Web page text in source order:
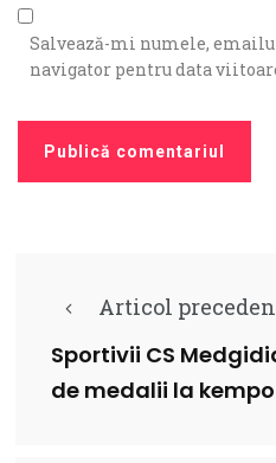
Salvează-mi numele,
navigator pentru data
Articol
Sportivii CS
de medalii la kempo